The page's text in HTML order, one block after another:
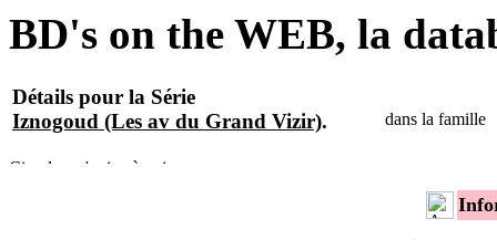
BD's on the WEB, la
Détails pour la Série
Iznogoud (Les av du Grand Vizir). dans la famille